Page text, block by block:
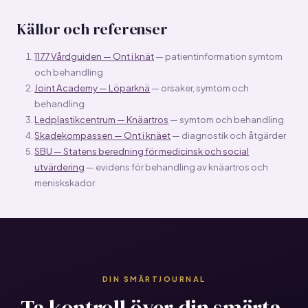
och instabilitetskänsla — knäet ger vika. MRT bekräftar
diagnosen i båda fallen.
Källor och referenser
1177 Vårdguiden — Ont i knät— patientinformation symtom
och behandling
Joint Academy — Löparknä — orsaker, symtom och
behandling
Ledplastikcentrum — Knäartros — symtom och behandling
Skadekompassen — Ont i knäet— diagnostik och åtgärder
SBU — Statens beredning för medicinsk och social
utvärdering — evidens för behandling av knäartros och
meniskskador
DIN SMÄRTJOURNAL